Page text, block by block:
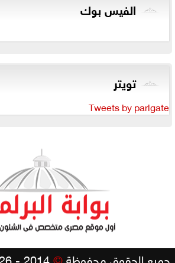
الفيس بوك
تويتر
Tweets by parlgate
جميع الحقوق محفوظة©